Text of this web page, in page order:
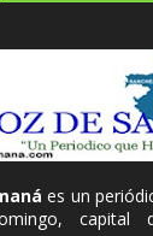
es un
capital